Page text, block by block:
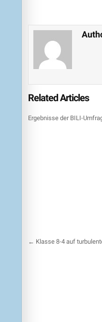
Related Articles
Ergebnisse der BILI-
← Klasse 8-4 auf